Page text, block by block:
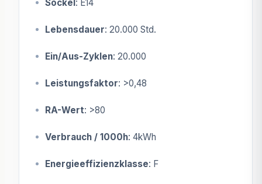
Sockel : E14
Lebensdauer: 20.000 Std.
Ein/Aus-Zyklen: 20.000
Leistungsfaktor: >0,48
RA-Wert: >80
Verbrauch / 1000h: 4kWh
Energieeffizienzklasse: F